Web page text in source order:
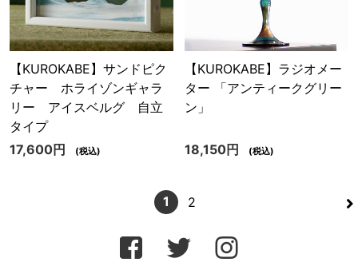
【KUROKABE】サンドピク
チャー ホライゾンギャラ
リー アイスベルグ 自立
タイプ
17,600円
(税込)
【KUROKABE】ラジオメー
ター 「アンティークグリー
ン」
18,150円 (税込)
>
1 2